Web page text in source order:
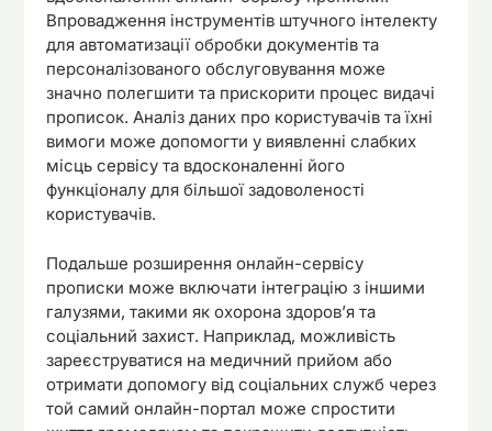
Впровадження інструментів штучного інтелекту
для автоматизації обробки документів та
персоналізованого обслуговування може
значно полегшити та прискорити процес видачі
прописок. Аналіз даних про користувачів та їхні
вимоги може допомогти у виявленні слабких
місць сервісу та вдосконаленні його
функціоналу для більшої задоволеності
користувачів.
Подальше розширення онлайн-сервісу
прописки може включати інтеграцію з іншими
галузями, такими як охорона здоров’я та
соціальний захист. Наприклад, можливість
зареєструватися на медичний прийом або
отримати допомогу від соціальних служб через
той самий онлайн-портал може спростити